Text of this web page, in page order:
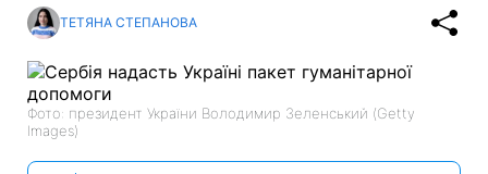
ТЕТЯНА СТЕПАНОВА
Фото: президент України Володимир Зеленський (Getty
Images)